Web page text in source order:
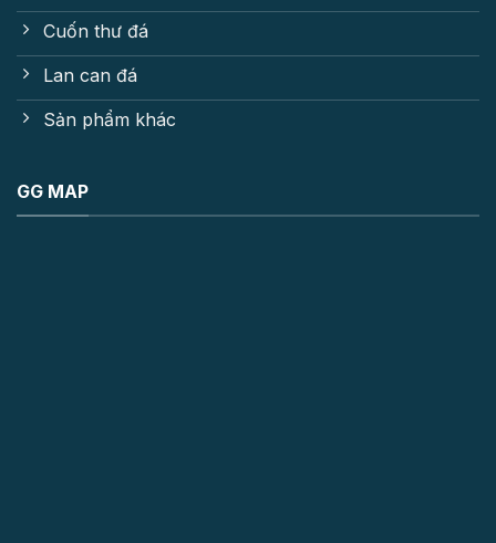
Cuốn thư đá
Lan can đá
Sản phẩm khác
GG MAP